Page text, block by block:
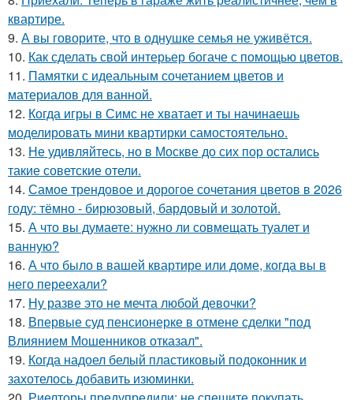
квартире.
9. А вы говорите, что в однушке семья не уживётся.
10. Как сделать свой интерьер богаче с помощью цветов.
11. Памятки с идеальным сочетанием цветов и
материалов для ванной.
12. Когда игры в Симс не хватает и ты начинаешь
моделировать мини квартирки самостоятельно.
13. Не удивляйтесь, но в Москве до сих пор остались
такие советские отели.
14. Самое трендовое и дорогое сочетания цветов в 2026
году: тёмно - бирюзовый, бардовый и золотой.
15. А что вы думаете: нужно ли совмещать туалет и
ванную?
16. А что было в вашей квартире или доме, когда вы в
него переехали?
17. Ну разве это не мечта любой девочки?
18. Впервые суд пенсионерке в отмене сделки "под
Влиянием Мошенников отказал".
19. Когда надоел белый пластиковый подоконник и
захотелось добавить изюминки.